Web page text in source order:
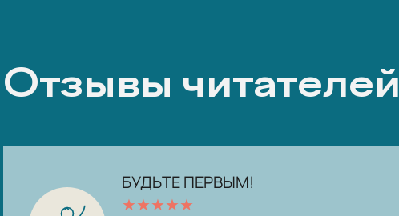
Отзывы читателей
БУДЬТЕ ПЕРВЫМ!
★★★★★